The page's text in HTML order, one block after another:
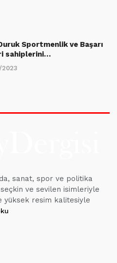
Sportmenlik ve Başarı
sahiplerini…
2023
sanat, spor ve politika
ve sevilen isimleriyle
yüksek resim kalitesiyle